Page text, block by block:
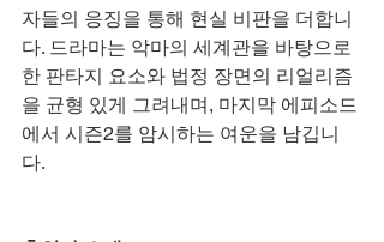
자들의 응징을 통해 현실 비판을 더합니
다. 드라마는 악마의 세계관을 바탕으로
한 판타지 요소와 법정 장면의 리얼리즘
을 균형 있게 그려내며, 마지막 에피소드
에서 시즌2를 암시하는 여운을 남깁니
다.